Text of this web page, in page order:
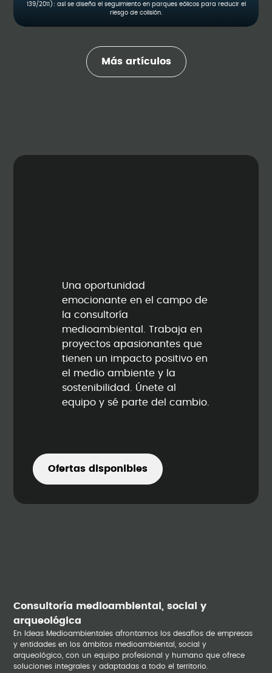
139/2011): así se diseña el seguimiento en parques eólicos para reducir el
riesgo de colisión.
Más artículos
Una oportunidad
emocionante en el campo de
la consultoría
medioambiental. Trabaja en
proyectos apasionantes que
tienen un impacto positivo en
el medio ambiente y la
sostenibilidad. Únete al
equipo y sé parte del cambio.
Ofertas disponibles
Consultoría medioambiental, social y
arqueológica
En Ideas Medioambientales afrontamos los desafíos de empresas
y entidades en los ámbitos medioambiental, social y
arqueológico, con un equipo profesional y humano que ofrece
soluciones integrales y adaptadas a todo el territorio.